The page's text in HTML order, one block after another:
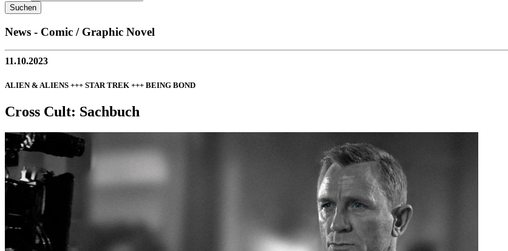
News - Comic / Graphic Novel
11.10.2023
ALIEN & ALIENS +++ STAR TREK +++ BEING BOND
Cross Cult: Sachbuch